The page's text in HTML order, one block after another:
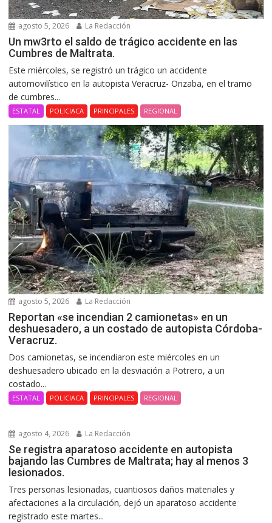
agosto 5, 2026 La Redacción
Un mw3rto el saldo de trágico accidente en las
Cumbres de Maltrata.
Este miércoles, se registró un trágico un accidente
automovilístico en la autopista Veracruz- Orizaba, en el tramo
de cumbres...
ESTATAL POLICIACA PRINCIPALES REGIONAL
agosto 5, 2026 La Redacción
Reportan «se incendian 2 camionetas» en un
deshuesadero, a un costado de autopista Córdoba-
Veracruz.
Dos camionetas, se incendiaron este miércoles en un
deshuesadero ubicado en la desviación a Potrero, a un
costado...
ESTATAL POLICIACA PRINCIPALES REGIONAL
agosto 4, 2026 La Redacción
Se registra aparatoso accidente en autopista
bajando las Cumbres de Maltrata; hay al menos 3
lesionados.
Tres personas lesionadas, cuantiosos daños materiales y
afectaciones a la circulación, dejó un aparatoso accidente
registrado este martes...